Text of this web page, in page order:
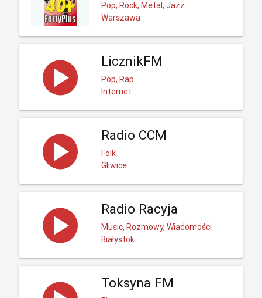
Pop, Rock, Metal, Jazz
Warszawa
LicznikFM
Pop, Rap
Internet
Radio CCM
Folk
Gliwice
Radio Racyja
Music, Rozmowy, Wiadomości
Białystok
Toksyna FM